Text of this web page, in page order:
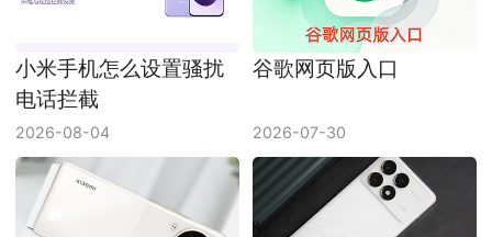
小米手机怎么设置骚扰
电话拦截
2026-08-04
谷歌网页版入口
2026-07-30